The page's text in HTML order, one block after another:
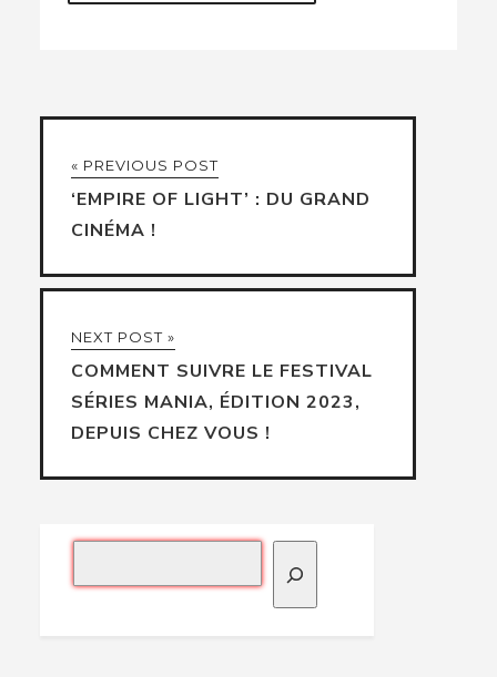
« PREVIOUS POST
‘EMPIRE OF LIGHT’ : DU GRAND
CINÉMA !
NEXT POST »
COMMENT SUIVRE LE FESTIVAL
SÉRIES MANIA, ÉDITION 2023,
DEPUIS CHEZ VOUS !